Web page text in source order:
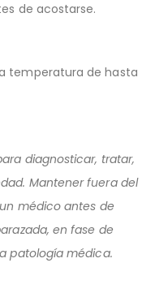
de acostarse.
temperatura de hasta
diagnosticar, tratar,
Mantener fuera del
médico antes de
en fase de
patología médica.